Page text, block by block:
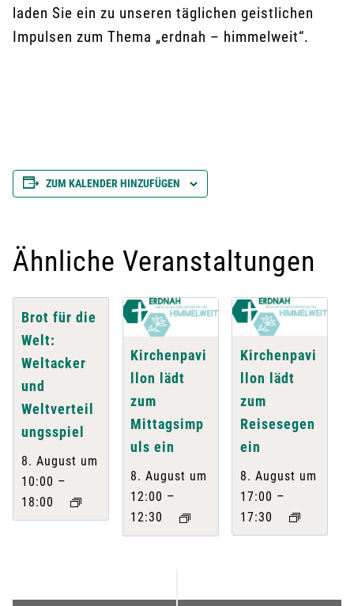
laden Sie ein zu unseren täglichen geistlichen
Impulsen zum Thema „erdnah – himmelweit“.
ZUM KALENDER HINZUFÜGEN
Ähnliche Veranstaltungen
Brot für die
Welt:
Weltacker
und
Weltverteil
ungsspiel
8. August um
10:00 –
18:00
Kirchenpavi
llon lädt
zum
Mittagsimp
uls ein
8. August um
12:00 –
12:30
Kirchenpavi
llon lädt
zum
Reisesegen
ein
8. August um
17:00 –
17:30